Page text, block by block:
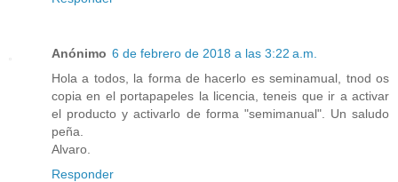
Anónimo 6 de febrero de 2018 a las 3:22 a.m.
Hola a todos, la forma de hacerlo es seminamual, tnod os
copia en el portapapeles la licencia, teneis que ir a activar
el producto y activarlo de forma "semimanual". Un saludo
peña.
Alvaro.
Responder